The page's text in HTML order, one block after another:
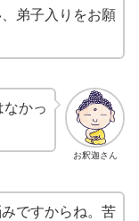
弟子入りをお願
お釈迦さん
かっ
ですからね。苦